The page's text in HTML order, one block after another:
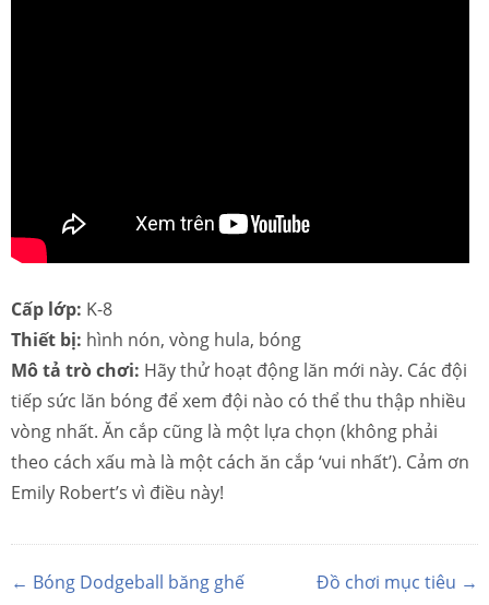
Cấp lớp: K-8
Thiết bị: hình nón, vòng hula, bóng
Mô tả trò chơi: Hãy thử hoạt động lăn mới này. Các đội
tiếp sức lăn bóng để xem đội nào có thể thu thập nhiều
vòng nhất. Ăn cắp cũng là một lựa chọn (không phải
theo cách xấu mà là một cách ăn cắp ‘vui nhất’). Cảm ơn
Emily Robert’s vì điều này!
← Bóng Dodgeball băng ghế Đồ chơi mục tiêu →